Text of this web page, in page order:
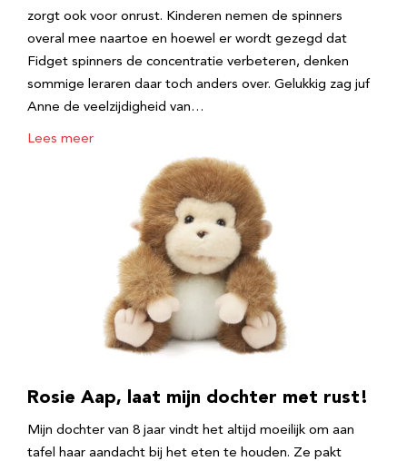
zorgt ook voor onrust. Kinderen nemen de spinners
overal mee naartoe en hoewel er wordt gezegd dat
Fidget spinners de concentratie verbeteren, denken
sommige leraren daar toch anders over. Gelukkig zag juf
Anne de veelzijdigheid van…
Lees meer
Rosie Aap, laat mijn dochter met rust!
Mijn dochter van 8 jaar vindt het altijd moeilijk om aan
tafel haar aandacht bij het eten te houden. Ze pakt